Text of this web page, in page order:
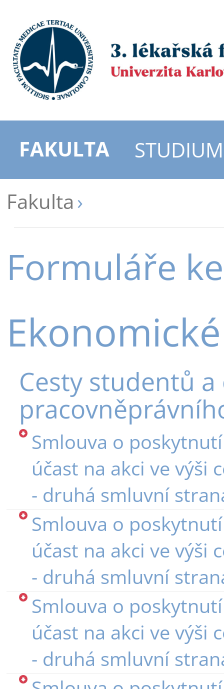
FAKULTA
STUDIUM
Fakulta
Formuláře
Cesty studentů
Smlouva o
účast na akci ve výši
- druhá smluvní
Smlouva o
účast na akci ve výši
- druhá smluvní
Smlouva o
účast na akci ve výši
- druhá smluvní